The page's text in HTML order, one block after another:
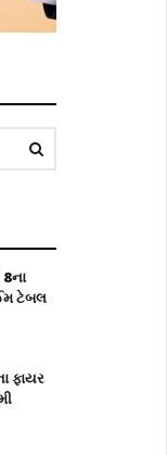
ટેબલ
ફાયર